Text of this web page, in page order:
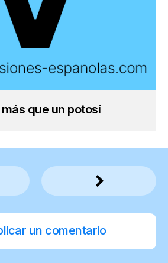
que un potosí
un comentario